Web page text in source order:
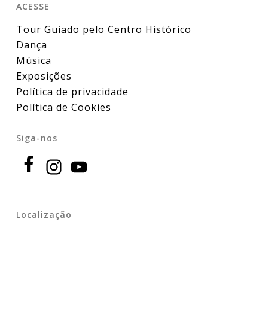
ACESSE
Tour Guiado pelo Centro Histórico
Dança
Música
Exposições
Política de privacidade
Política de Cookies
Siga-nos
Localização